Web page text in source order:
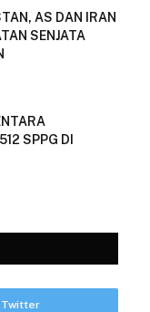
AS DAN IRAN
SENJATA
SPPG DI
Twitter